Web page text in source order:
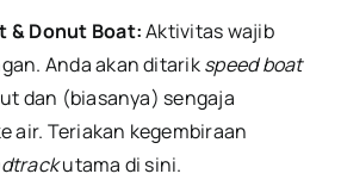
& Donut Boat:Aktivitas wajib
Anda akan ditarikspeed boat
dan (biasanya) sengaja
air. Teriakan kegembiraan
utama di sini.